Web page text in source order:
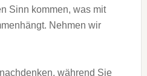
Sinn kommen, was mit
Nehmen wir
während Sie